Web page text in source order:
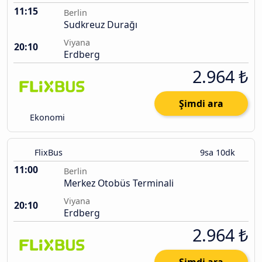
11:15 Berlin
Sudkreuz Durağı
20:10
Viyana
Erdberg
Ekonomi
2.964 ₺
Şimdi ara
FlixBus 9sa 10dk
11:00 Berlin
Merkez Otobüs Terminali
20:10
Viyana
Erdberg
2.964 ₺